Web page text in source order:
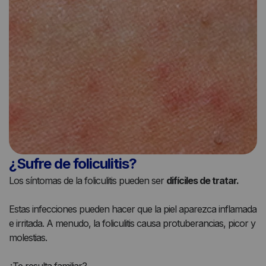
¿Sufre de foliculitis?
Los síntomas de la foliculitis pueden ser difíciles de tratar.
Estas infecciones pueden hacer que la piel aparezca inflamada
e irritada. A menudo, la foliculitis causa protuberancias, picor y
molestias.